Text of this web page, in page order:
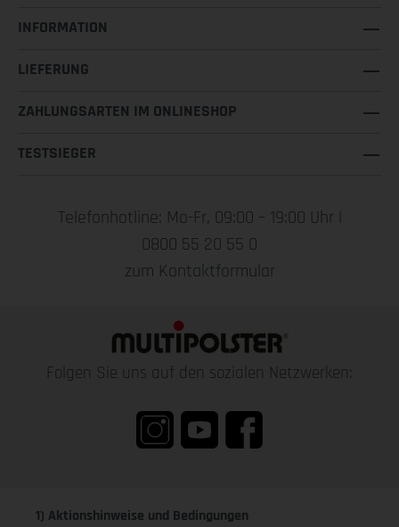
INFORMATION
LIEFERUNG
ZAHLUNGSARTEN IM ONLINESHOP
TESTSIEGER
Telefonhotline: Mo-Fr, 09:00 – 19:00 Uhr |
0800 55 20 55 0
zum Kontaktformular
Folgen Sie uns auf den sozialen Netzwerken:
1) Aktionshinweise und Bedingungen